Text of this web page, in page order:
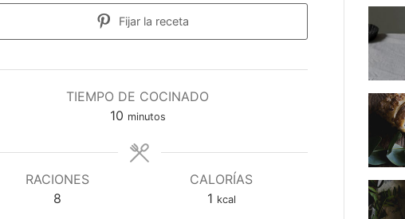
Fijar la receta
TIEMPO DE COCINADO
10minutos
minutos
RACIONES
8
CALORÍAS
1 kcal